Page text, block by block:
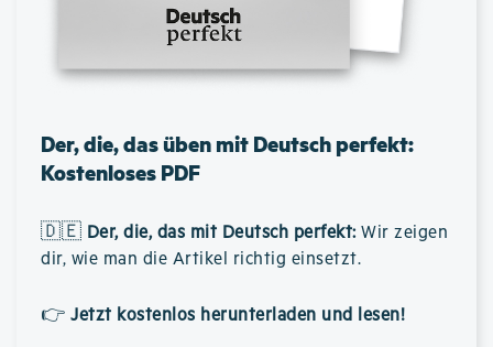
Der, die, das üben mit Deutsch perfekt:
Kostenloses PDF
🇩🇪 Der, die, das mit Deutsch perfekt: Wir zeigen
dir, wie man die Artikel richtig einsetzt.
👉 Jetzt kostenlos herunterladen und lesen!